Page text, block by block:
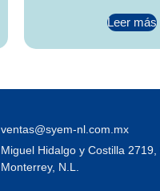
Leer más
ventas@syem-nl.com.mx
Miguel Hidalgo y Costilla
Monterrey, N.L.